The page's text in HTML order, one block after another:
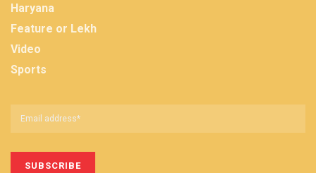
Haryana
Feature or Lekh
Video
Sports